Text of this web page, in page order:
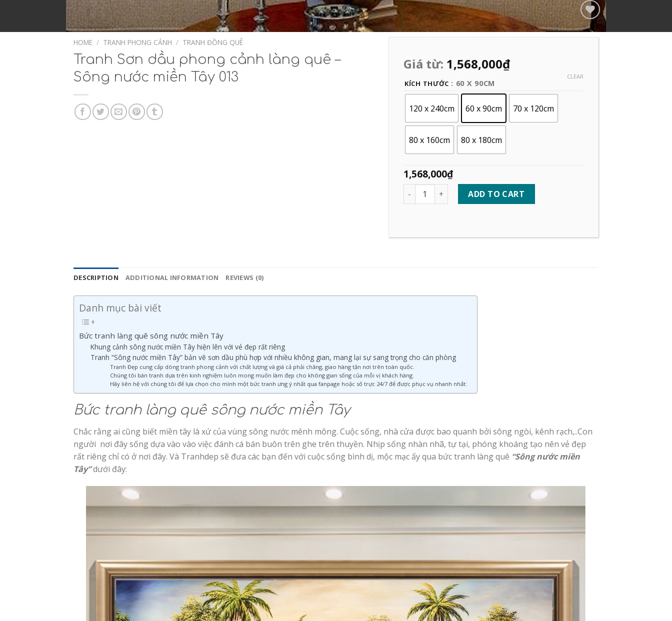
Add to
HOME / TRANH PHONG CẢNH / TRANH ĐỒNG QUÊ
Tranh Sơn dầu phong cảnh làng quê –
Sông nước miền Tây 013
Giá từ: 1,568,000₫
KÍCH THƯỚC : 60 X 90CM
120 x 240cm 60 x 90cm 70 x 120cm
80 x 160cm 80 x 180cm
CLEAR
1,568,000₫
Quantity ADD TO CART
DESCRIPTION ADDITIONAL INFORMATION REVIEWS (0)
Danh mục bài viết
Bức tranh làng quê sông nước miền Tây
Khung cảnh sông nước miền Tây hiện lên với vẻ đẹp rất riêng
Tranh “Sông nước miền Tây” bản vẽ sơn dầu phù hợp với nhiều không gian, mang lại sự sang trọng cho căn phòng
Tranh Đẹp cung cấp dòng tranh phong cảnh với chất lượng và giá cả phải chăng, giao hàng tận nơi trên toàn quốc.
Chúng tôi bán tranh dựa trên kinh nghiệm luôn mong muốn làm đẹp cho không gian sống của mỗi vị khách hàng.
Hãy liên hệ với chúng tôi để lựa chọn cho mình một bức tranh ưng ý nhất qua fanpage hoặc số trực 24/7 để được phục vụ nhanh nhất:
Bức tranh làng quê sông nước miền Tây
Chắc rằng ai cũng biết miền tây là xứ của vùng sông nước mênh mông. Cuộc sống, nhà cửa được bao quanh bởi sông ngòi, kênh rạch,..Con
người nơi đây sống dựa vào vào việc đánh cá bán buôn trên ghe trên thuyền. Nhịp sống nhàn nhã, tự tại, phóng khoáng tạo nên vẻ đẹp
rất riêng chỉ có ở nơi đây. Và Tranhdep sẽ đưa các bạn đến với cuộc sống bình dị, mộc mạc ấy qua bức tranh làng quê “Sông nước miền
Tây”dưới đây: